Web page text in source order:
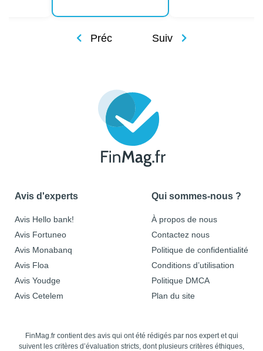
Préc Suiv
Avis d'experts
Avis Hello bank!
Avis Fortuneo
Avis Monabanq
Avis Floa
Avis Youdge
Avis Cetelem
Qui sommes-nous ?
À propos de nous
Contactez nous
Politique de confidentialité
Conditions d’utilisation
Politique DMCA
Plan du site
FinMag.fr contient des avis qui ont été rédigés par nos expert et qui
suivent les critères d’évaluation stricts, dont plusieurs critères éthiques,